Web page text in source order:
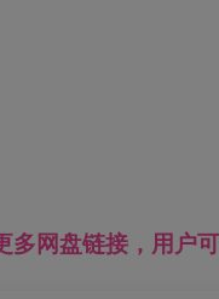
网盘链接，用户